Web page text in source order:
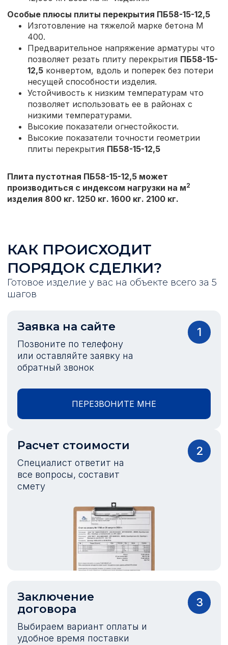
Особые плюсы плиты перекрытия ПБ58-15-12,5
Изготовление на тяжелой марке бетона М
400.
Предварительное напряжение арматуры что
позволяет резать плиту перекрытия ПБ58-15-
12,5 конвертом, вдоль и поперек без потери
несущей способности изделия.
Устойчивость к низким температурам что
позволяет использовать ее в районах с
низкими температурами.
Высокие показатели огнестойкости.
Высокие показатели точности геометрии
плиты перекрытия ПБ58-15-12,5
Плита пустотная ПБ58-15-12,5 может
производиться с индексом нагрузки на м2
изделия 800 кг. 1250 кг. 1600 кг. 2100 кг.
КАК ПРОИСХОДИТ
ПОРЯДОК СДЕЛКИ?
Готовое изделие у вас на объекте всего за 5
шагов
Заявка на сайте
Позвоните по телефону
или оставляйте заявку на
обратный звонок
1
ПЕРЕЗВОНИТЕ МНЕ
Расчет стоимости
Специалист ответит на
все вопросы, составит
смету
2
Заключение
договора
Выбираем вариант оплаты и
удобное время поставки
3